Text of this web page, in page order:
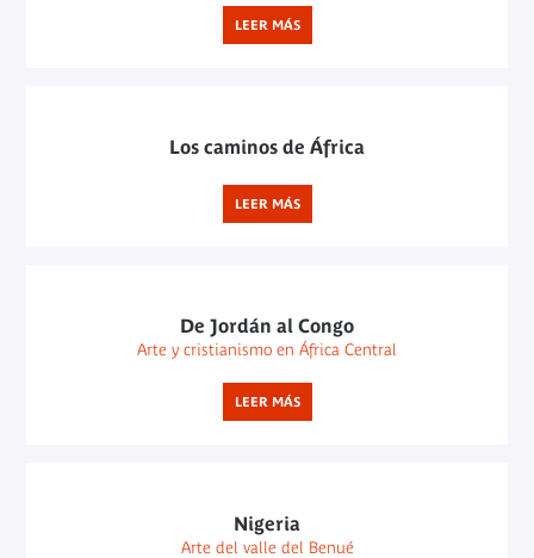
LEER MÁS
Los caminos de África
LEER MÁS
De Jordán al Congo
Arte y cristianismo en África Central
LEER MÁS
Nigeria
Arte del valle del Benué